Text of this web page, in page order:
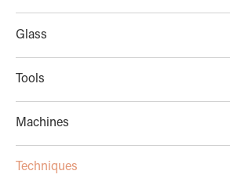
Glass
Tools
Machines
Techniques